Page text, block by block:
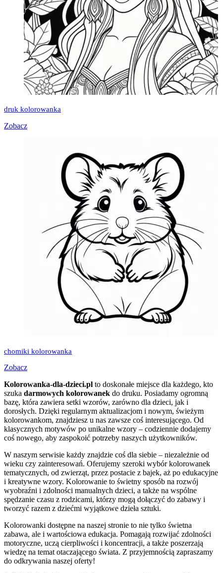
druk kolorowanka
Zobacz
chomiki kolorowanka
Zobacz
Kolorowanka-dla-dzieci.pl to doskonałe miejsce dla każdego, kto
szuka darmowych kolorowanek do druku. Posiadamy ogromną
bazę, która zawiera setki wzorów, zarówno dla dzieci, jak i
dorosłych. Dzięki regularnym aktualizacjom i nowym, świeżym
kolorowankom, znajdziesz u nas zawsze coś interesującego. Od
klasycznych motywów po unikalne wzory – codziennie dodajemy
coś nowego, aby zaspokoić potrzeby naszych użytkowników.
W naszym serwisie każdy znajdzie coś dla siebie – niezależnie od
wieku czy zainteresowań. Oferujemy szeroki wybór kolorowanek
tematycznych, od zwierząt, przez postacie z bajek, aż po edukacyjne
i kreatywne wzory. Kolorowanie to świetny sposób na rozwój
wyobraźni i zdolności manualnych dzieci, a także na wspólne
spędzanie czasu z rodzicami, którzy mogą dołączyć do zabawy i
tworzyć razem z dziećmi wyjątkowe dzieła sztuki.
Kolorowanki dostępne na naszej stronie to nie tylko świetna
zabawa, ale i wartościowa edukacja. Pomagają rozwijać zdolności
motoryczne, uczą cierpliwości i koncentracji, a także poszerzają
wiedzę na temat otaczającego świata. Z przyjemnością zapraszamy
do odkrywania naszej oferty!